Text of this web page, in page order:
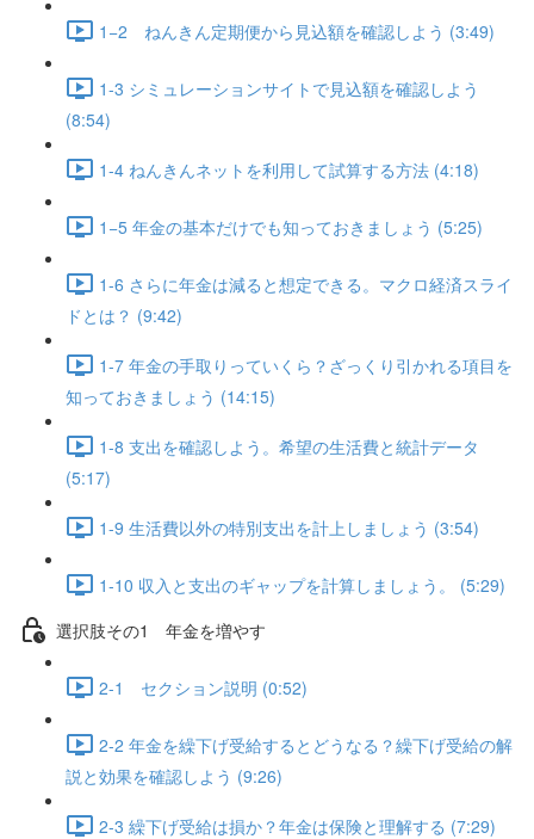
1−2 ねんきん定期便から見込額を確認しよう (3:49)
1-3 シミュレーションサイトで見込額を確認しよう
(8:54)
1-4 ねんきんネットを利用して試算する方法 (4:18)
1−5 年金の基本だけでも知っておきましょう (5:25)
1-6 さらに年金は減ると想定できる。マクロ経済スライ
ドとは？ (9:42)
1-7 年金の手取りっていくら？ざっくり引かれる項目を
知っておきましょう (14:15)
1-8 支出を確認しよう。希望の生活費と統計データ
(5:17)
1-9 生活費以外の特別支出を計上しましょう (3:54)
1-10 収入と支出のギャップを計算しましょう。 (5:29)
選択肢その1 年金を増やす
2-1 セクション説明 (0:52)
2-2 年金を繰下げ受給するとどうなる？繰下げ受給の解
説と効果を確認しよう (9:26)
2-3 繰下げ受給は損か？年金は保険と理解する (7:29)